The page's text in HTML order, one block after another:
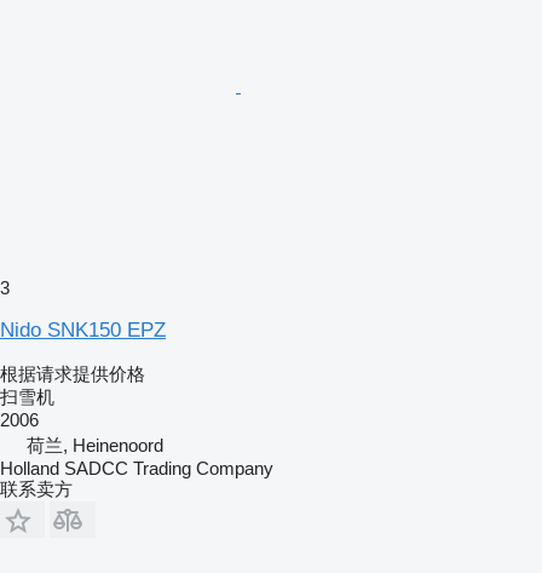
3
Nido SNK150 EPZ
根据请求提供价格
扫雪机
2006
荷兰, Heinenoord
Holland SADCC Trading Company
联系卖方